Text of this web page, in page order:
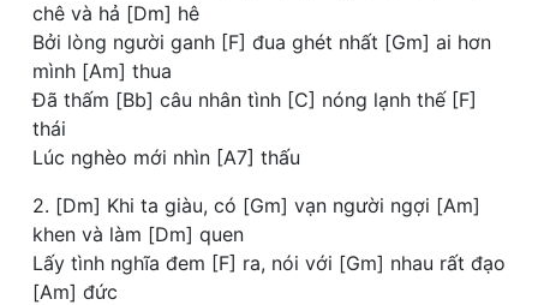
chê và hả [Dm] hê
Bởi lòng người ganh [F] đua ghét nhất [Gm] ai hơn
mình [Am] thua
Đã thấm [Bb] câu nhân tình [C] nóng lạnh thế [F]
thái
Lúc nghèo mới nhìn [A7] thấu
2. [Dm] Khi ta giàu, có [Gm] vạn người ngợi [Am]
khen và làm [Dm] quen
Lấy tình nghĩa đem [F] ra, nói với [Gm] nhau rất đạo
[Am] đức